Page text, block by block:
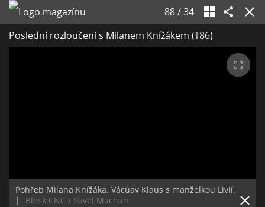
88/34
Poslední rozloučení s Milanem Knížákem (†86)
Pohřeb Milana Knížáka: Vácůav Klaus s manželkou Livií.
|
Blesk:CNC / Pavel Machan